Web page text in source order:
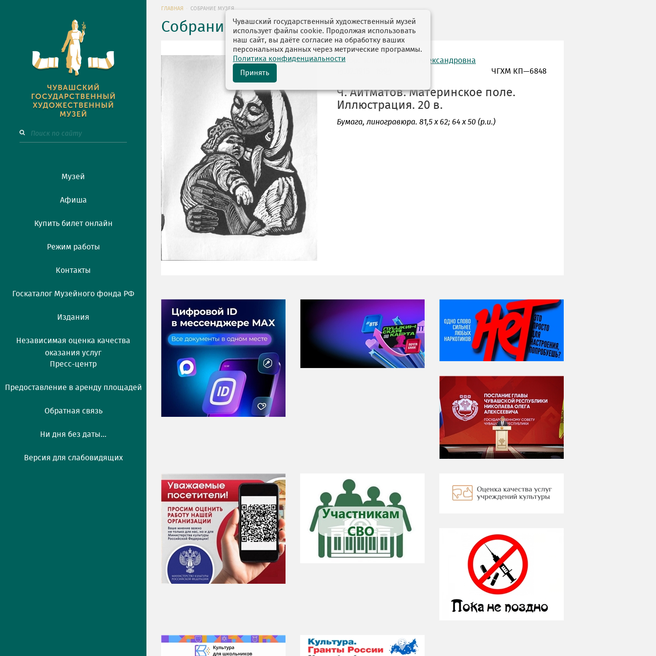
Музей
Афиша
Купить билет онлайн
Режим работы
Контакты
Госкаталог Музейного фонда РФ
Издания
Независимая оценка качества
оказания услуг
Пресс-центр
Предоставление в аренду площадей
Обратная связь
Ни дня без даты...
Версия для слабовидящих
ГЛАВНАЯ СОБРАНИЕ МУЗЕЯ
Собрание музея
автор: Ильина Лидия Александровна
ЧГХМ КП—6848
Ч. Айтматов. Материнское поле.
Иллюстрация. 20 в.
Бумага, линогравюра. 81,5 х 62; 64 х 50 (р.и.)
НИ ДНЯ БЕЗ ДАТЫ...
07 августа
Я встретил вас – и
всё былое...
Чувашский государственный художественный музей
использует файлы cookie. Продолжая использовать
наш сайт, вы даёте согласие на обработку ваших
персональных данных через метрические программы.
Политика конфиденциальности
Принять